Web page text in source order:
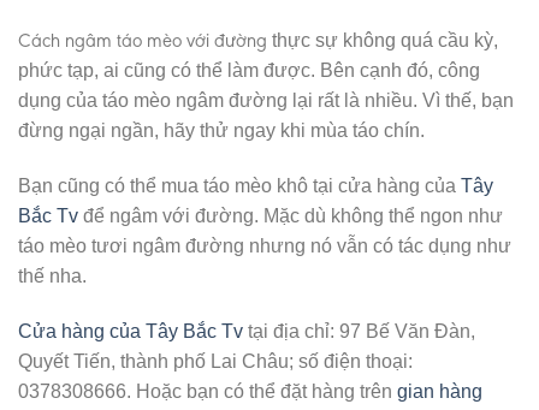
Cách ngâm táo mèo với đường thực sự không quá cầu kỳ,
phức tạp, ai cũng có thể làm được. Bên cạnh đó, công
dụng của táo mèo ngâm đường lại rất là nhiều. Vì thế, bạn
đừng ngại ngần, hãy thử ngay khi mùa táo chín.
Bạn cũng có thể mua táo mèo khô tại cửa hàng của Tây
Bắc Tv để ngâm với đường. Mặc dù không thể ngon như
táo mèo tươi ngâm đường nhưng nó vẫn có tác dụng như
thế nha.
Cửa hàng của Tây Bắc Tv tại địa chỉ: 97 Bế Văn Đàn,
Quyết Tiến, thành phố Lai Châu; số điện thoại:
0378308666. Hoặc bạn có thể đặt hàng trên gian hàng